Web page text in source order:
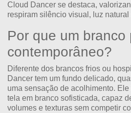
Cloud Dancer se destaca,
respiram silêncio visual, luz natural
Por que um branco
contemporâneo?
Diferente dos brancos frios ou
Dancer tem um fundo delicado,
uma sensação de acolhimento.
tela em branco sofisticada, capaz
volumes e texturas sem competir